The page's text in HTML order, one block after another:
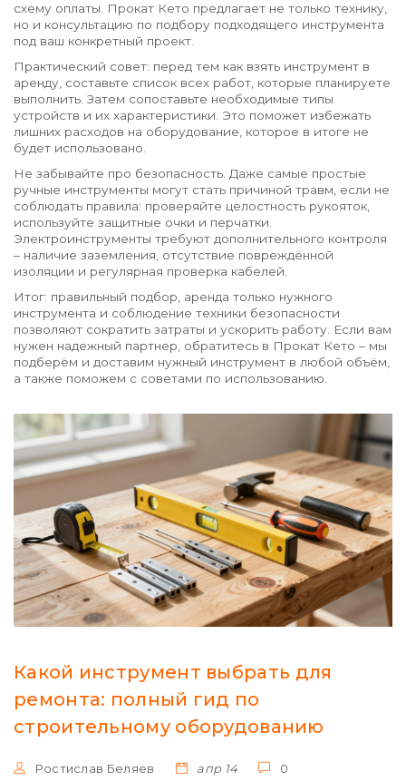
схему оплаты. Прокат Кето предлагает не только технику,
но и консультацию по подбору подходящего инструмента
под ваш конкретный проект.
Практический совет: перед тем как взять инструмент в
аренду, составьте список всех работ, которые планируете
выполнить. Затем сопоставьте необходимые типы
устройств и их характеристики. Это поможет избежать
лишних расходов на оборудование, которое в итоге не
будет использовано.
Не забывайте про безопасность. Даже самые простые
ручные инструменты могут стать причиной травм, если не
соблюдать правила: проверяйте целостность рукояток,
используйте защитные очки и перчатки.
Электроинструменты требуют дополнительного контроля
– наличие заземления, отсутствие повреждённой
изоляции и регулярная проверка кабелей.
Итог: правильный подбор, аренда только нужного
инструмента и соблюдение техники безопасности
позволяют сократить затраты и ускорить работу. Если вам
нужен надежный партнер, обратитесь в Прокат Кето – мы
подберём и доставим нужный инструмент в любой объём,
а также поможем с советами по использованию.
Какой инструмент выбрать для
ремонта: полный гид по
строительному оборудованию
Ростислав Беляев апр 14 0